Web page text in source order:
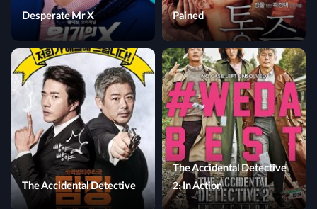
Pained
Desperate Mr X
The Accidental Detective
2: In Action
The Accidental Detective